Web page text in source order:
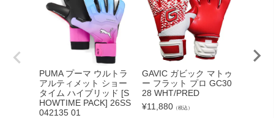
PUMA プーマ ウルトラ
アルティメット ショー
タイム ハイブリッド [S
HOWTIME PACK] 26SS
042135 01
GAVIC ガビック マトゥ
ー フラット プロ GC30
28 WHT/PRED
¥11,880 （税込）